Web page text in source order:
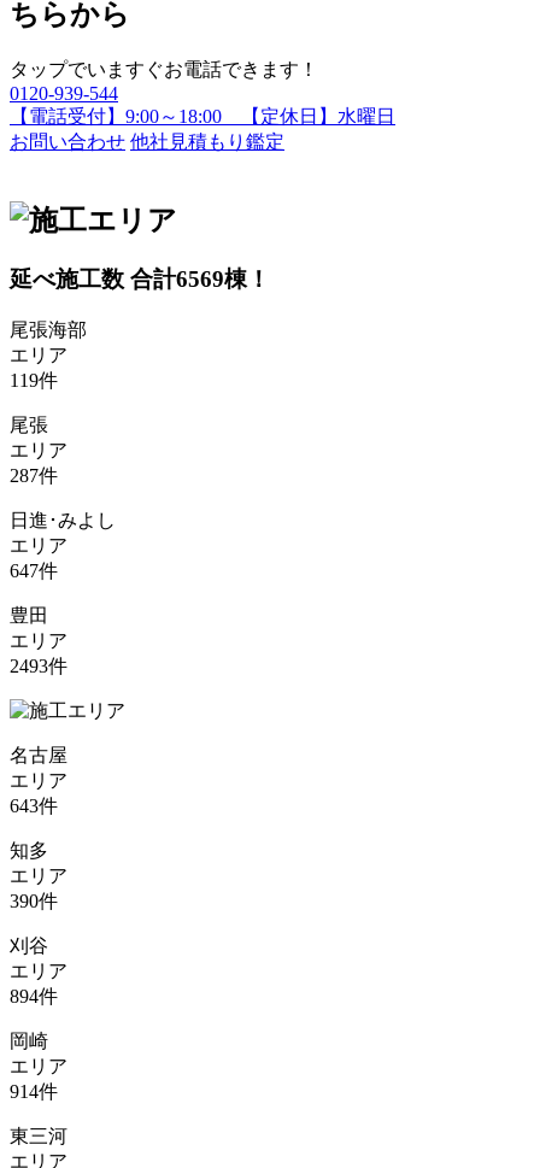
タップでいますぐお電話できます！
0120-939-544
【電話受付】9:00～18:00 【定休日】水曜日
お問い合わせ 他社見積もり鑑定
延べ施工数 合計6569棟！
尾張海部
エリア
119件
尾張
エリア
287件
日進･みよし
エリア
647件
豊田
エリア
2493件
名古屋
エリア
643件
知多
エリア
390件
刈谷
エリア
894件
岡崎
エリア
914件
東三河
エリア